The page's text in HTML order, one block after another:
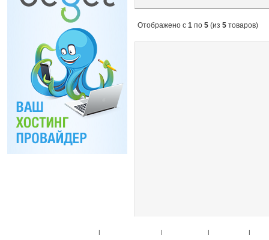
Отображено с 1 по 5 (из 5 товаров)
| | | |